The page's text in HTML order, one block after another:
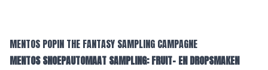
MENTOS POPIN THE FANTASY SAMPLING CAMPAGNE
MENTOS SNOEPAUTOMAAT SAMPLING: FRUIT- EN DROPSMAKEN